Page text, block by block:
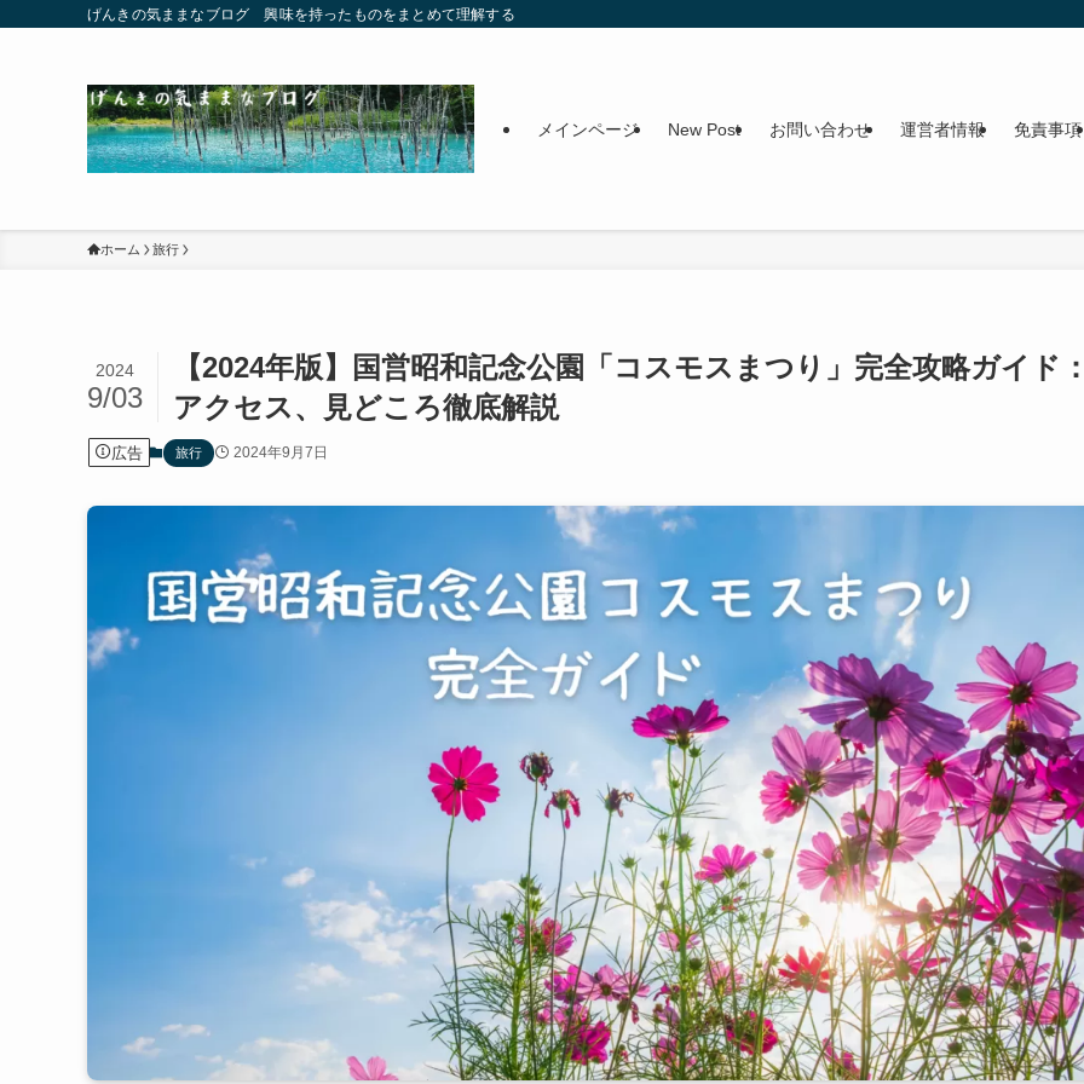
げんきの気ままなブログ 興味を持ったものをまとめて理解する
メインページ New Post お問い合わせ 運営者情報 免責事項
ホーム 旅行
【2024年版】国営昭和記念公園「コスモスまつり」完全攻略ガイド
アクセス、見どころ徹底解説
2024
9/03
広告 旅行 2024年9月7日